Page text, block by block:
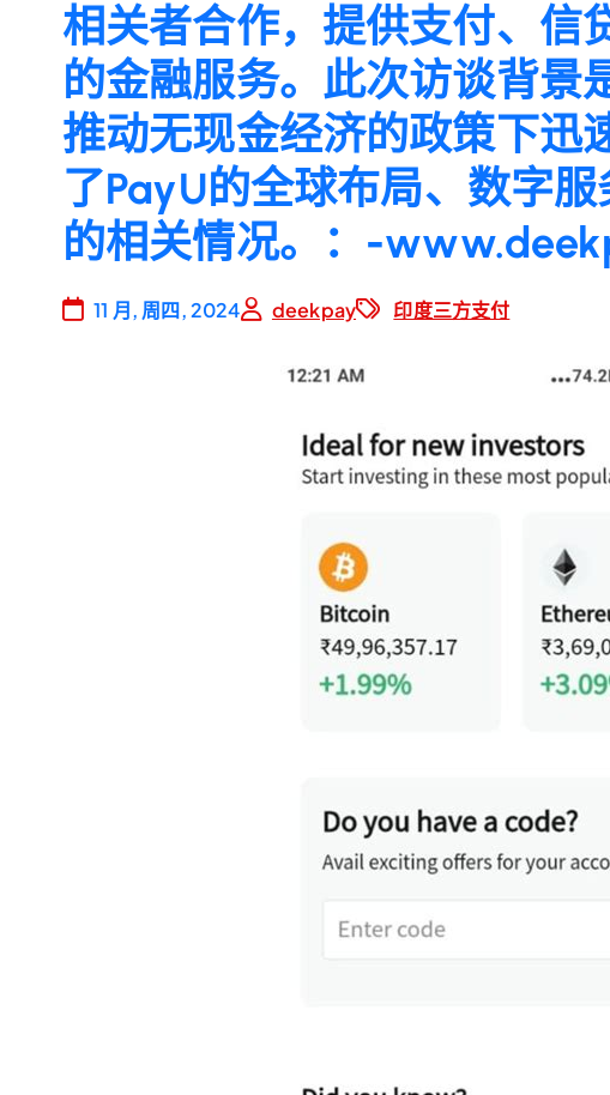
相关者合作，提供支付、信
的金融服务。此次访谈背景
推动无现金经济的政策下迅
了PayU的全球布局、数字
的相关情况。：-
11 月, 周四, 2024 deekpay 印度三方支付